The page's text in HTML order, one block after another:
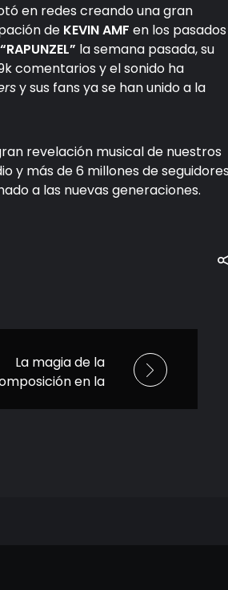
en redes creando una gran
de KEVIN AMF en los pasados
“RAPUNZEL” la semana pasada, su
comentarios y el sonido ha
y sus fans ya se han unido a la
revelación musical de nuestros
y más de 6 millones de
a las nuevas generaciones.
La magia de la
en la